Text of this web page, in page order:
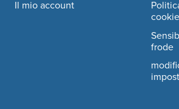
Il mio account
cookie
frode